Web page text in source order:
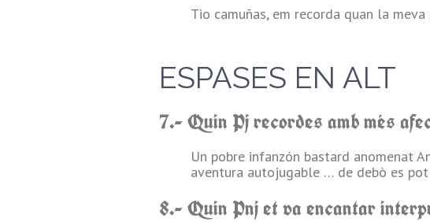
Tio camuñas, em recorda quan la
ESPASES EN ALT
7.- Quin Pj recordes amb més
Un pobre infanzón bastard anomenat
aventura autojugable … de debò es
8.- Quin Pnj et va encantar